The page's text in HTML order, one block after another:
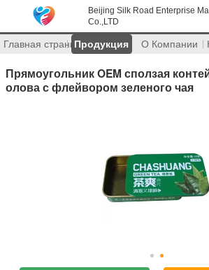
Beijing Silk Road Enterprise
Co.,LTD
Главная страницаПродукция О Компании
Прямоугольник OEM сползая
олова с флейвором зеленого чая